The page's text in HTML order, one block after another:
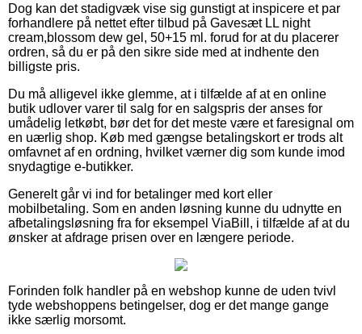
Dog kan det stadigvæk vise sig gunstigt at inspicere et par
forhandlere på nettet efter tilbud på Gavesæt LL night
cream,blossom dew gel, 50+15 ml. forud for at du placerer
ordren, så du er på den sikre side med at indhente den
billigste pris.
Du må alligevel ikke glemme, at i tilfælde af at en online
butik udlover varer til salg for en salgspris der anses for
umådelig letkøbt, bør det for det meste være et faresignal om
en uærlig shop. Køb med gængse betalingskort er trods alt
omfavnet af en ordning, hvilket værner dig som kunde imod
snydagtige e-butikker.
Generelt går vi ind for betalinger med kort eller
mobilbetaling. Som en anden løsning kunne du udnytte en
afbetalingsløsning fra for eksempel ViaBill, i tilfælde af at du
ønsker at afdrage prisen over en længere periode.
Forinden folk handler på en webshop kunne de uden tvivl
tyde webshoppens betingelser, dog er det mange gange
ikke særlig morsomt.